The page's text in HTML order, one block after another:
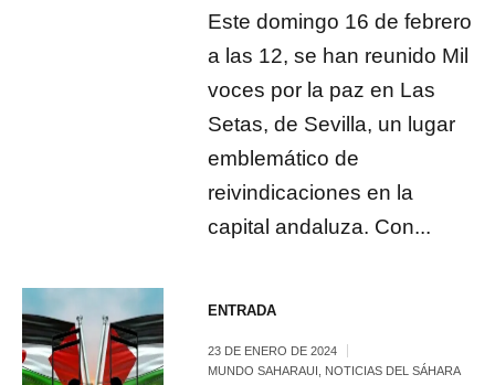
Este domingo 16 de febrero
a las 12, se han reunido Mil
voces por la paz en Las
Setas, de Sevilla, un lugar
emblemático de
reivindicaciones en la
capital andaluza. Con...
ENTRADA
23 DE ENERO DE 2024
MUNDO SAHARAUI
NOTICIAS DEL SÁHARA